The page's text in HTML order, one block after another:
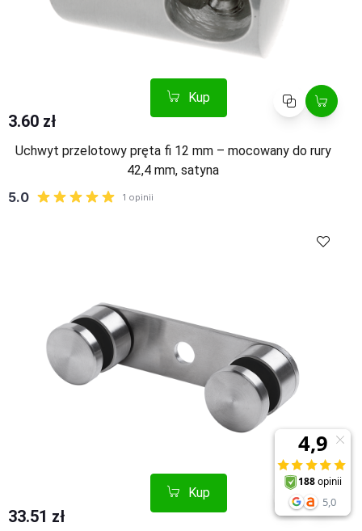
Kup Porównaj
3.60 zł
Uchwyt przelotowy pręta fi 12 mm – mocowany do rury
42,4 mm, satyna
Kup Porównaj
33.51 zł